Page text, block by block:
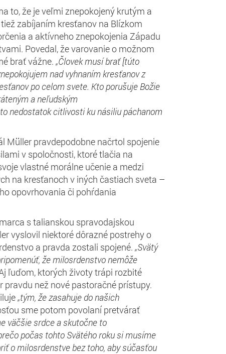
to, že je veľmi znepokojený krutým a
zabíjaním kresťanov na Blízkom
a aktívneho znepokojenia Západu
Povedal, že varovanie o možnom
brať vážne. „Človek musí brať [túto
nadvyhnanímkresťanov z
po celom svete. Kto porušuje Božie
ýma neľudským
nedostatok citlivostikunásiliu páchanom
Müller pravdepodobne načrtol spojenie
v spoločnosti, ktoré tlačia na
vlastné morálne učenie a medzi
na kresťanoch v iných častiach sveta –
opovrhovania či pohŕdania
s talianskou spravodajskou
vyslovil niektoré dôrazné postrehy o
a pravda zostali spojené. „Svätý
že milosrdenstvo nemôže
ľuďom, ktorých životy trápi rozbité
než nové pastoračné prístupy.
„tým, žezasahuje do našich
sme potom povolaní pretvárať
väčšie srdce a skutočne to
počas tohto Svätého roku si musíme
o milosrdenstve beztoho, aby súčasťou